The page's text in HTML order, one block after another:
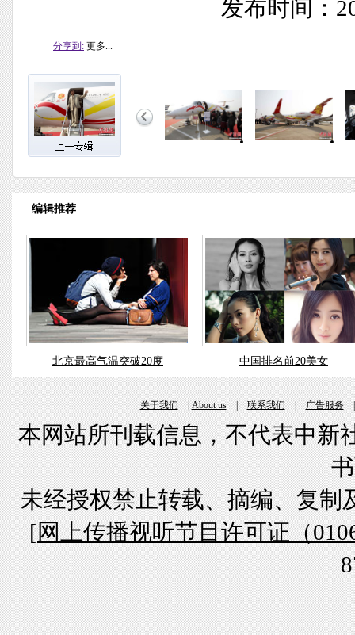
发布时间：
分享到: 更多...
编辑推荐
北京最高气温突破20度 中国排名前20美女
关于我们|About us|联系我们|广告服务
本网站所刊载信息，不代表中新
未经授权禁止转载、摘编、复制
[网上传播视听节目许可证（